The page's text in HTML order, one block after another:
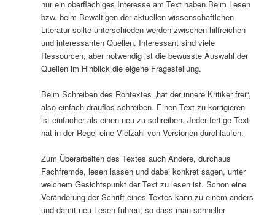
nur ein oberflächiges Interesse am Text haben.Beim Lesen
bzw. beim Bewältigen der aktuellen wissenschaftlchen
Literatur sollte unterschieden werden zwischen hilfreichen
und interessanten Quellen. Interessant sind viele
Ressourcen, aber notwendig ist die bewusste Auswahl der
Quellen im Hinblick die eigene Fragestellung.
Beim Schreiben des Rohtextes „hat der innere Kritiker frei“,
also einfach drauflos schreiben. Einen Text zu korrigieren
ist einfacher als einen neu zu schreiben. Jeder fertige Text
hat in der Regel eine Vielzahl von Versionen durchlaufen.
Zum Überarbeiten des Textes auch Andere, durchaus
Fachfremde, lesen lassen und dabei konkret sagen, unter
welchem Gesichtspunkt der Text zu lesen ist. Schon eine
Veränderung der Schrift eines Textes kann zu einem anders
und damit neu Lesen führen, so dass man schneller